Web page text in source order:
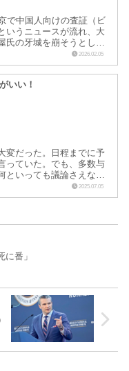
で中国人向けの査証（ビ
いうニュースが流れ、大
氏の牙城を崩そうとして
高市さんの発言で冷え...
2026.02.05
いい！
変だった。日程までに予
っていた。でも、多数与
といっても議論さえなさ
た。 小泉さんが農水
2025.07.05
に番」